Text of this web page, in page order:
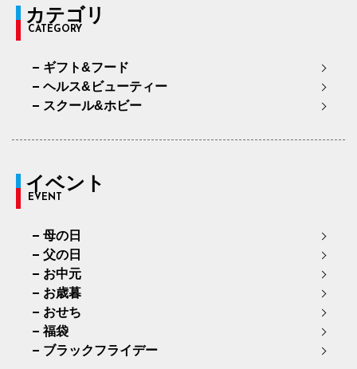
カテゴリ
CATEGORY
ギフト&フード
ヘルス&ビューティー
スクール&ホビー
イベント
EVENT
母の日
父の日
お中元
お歳暮
おせち
福袋
ブラックフライデー